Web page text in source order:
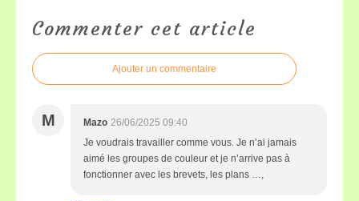
Commenter cet article
Ajouter un commentaire
M Mazo 26/06/2025 09:40
Je voudrais travailler comme vous. Je n’ai jamais
aimé les groupes de couleur et je n’arrive pas à
fonctionner avec les brevets, les plans …,